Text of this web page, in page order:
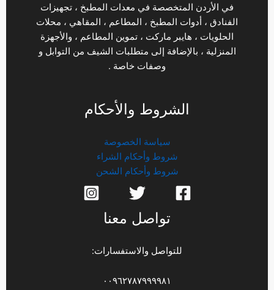
في الأردن المتخصصة في معدات المطبخ ، تجهيزات
الفنادق ، أدوات المطبخ ، المطاعم ، المقاهي ، محلات
الحلويات ، هايبر ماركت ، تموين المطاعم ، والأجهزة
المنزلية ، بالإضافة إلى متطلبات الشيف من التوابل و
وصفات خاصة .
الشروط والأحكام
سياسة الخصوصة
شروط وأحكام الشراء
شروط وأحكام الشحن
تواصل معنا
للتواصل والاستفسارات:
٠٠٩٦٢٧٨٧٩٩٩٩٨١